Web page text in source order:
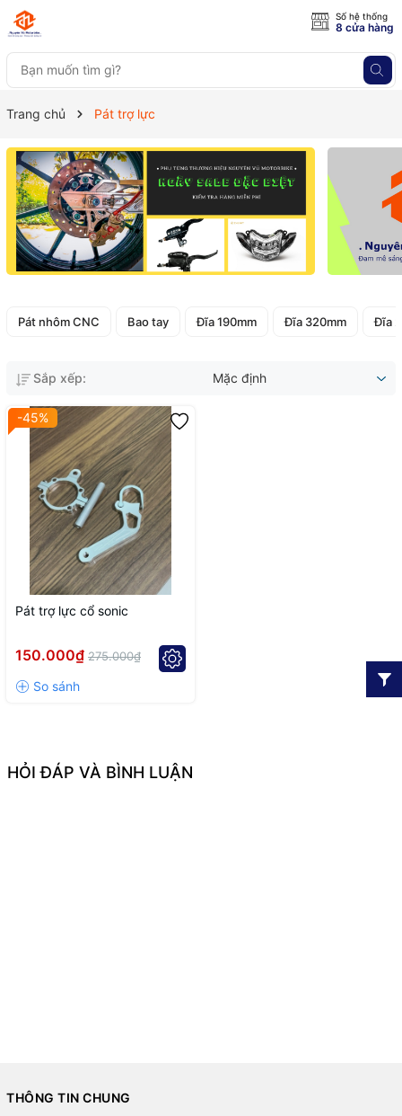
Số hệ thống
8 cửa hàng
Trang chủ Pát trợ lực
Pát nhôm CNC Bao tay Đĩa 190mm Đĩa 320mm Đĩa
Sắp xếp: Mặc định
-45%
Pát trợ lực cổ sonic
150.000₫ 275.000₫
HỎI ĐÁP VÀ BÌNH LUẬN
THÔNG TIN CHUNG